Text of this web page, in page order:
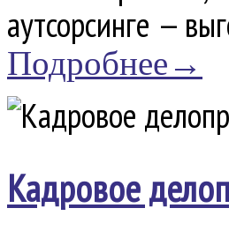
аутсорсинге —
Подробнее→
Кадровое